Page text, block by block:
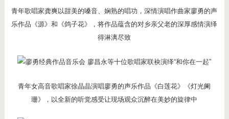
青年歌唱家龚爽以甜美的嗓音、娴熟的唱功，深情演唱作曲家廖勇的声
乐作品《源》和《鸽子花》，将作品蕴含的对乡亲父老的深厚感情演绎
得淋漓尽致
青年女高音歌唱家徐晶晶演唱廖勇的声乐作品《白莲花》《灯光阑
珊》，以全新的听觉感受让现场观众沉醉在美妙的旋律中